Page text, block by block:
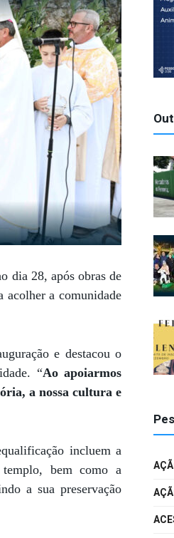
dia 28, após obras de
acolher a comunidade
e destacou o
“Ao apoiarmos
a nossa cultura e
incluem a
bem como a
a sua preservação